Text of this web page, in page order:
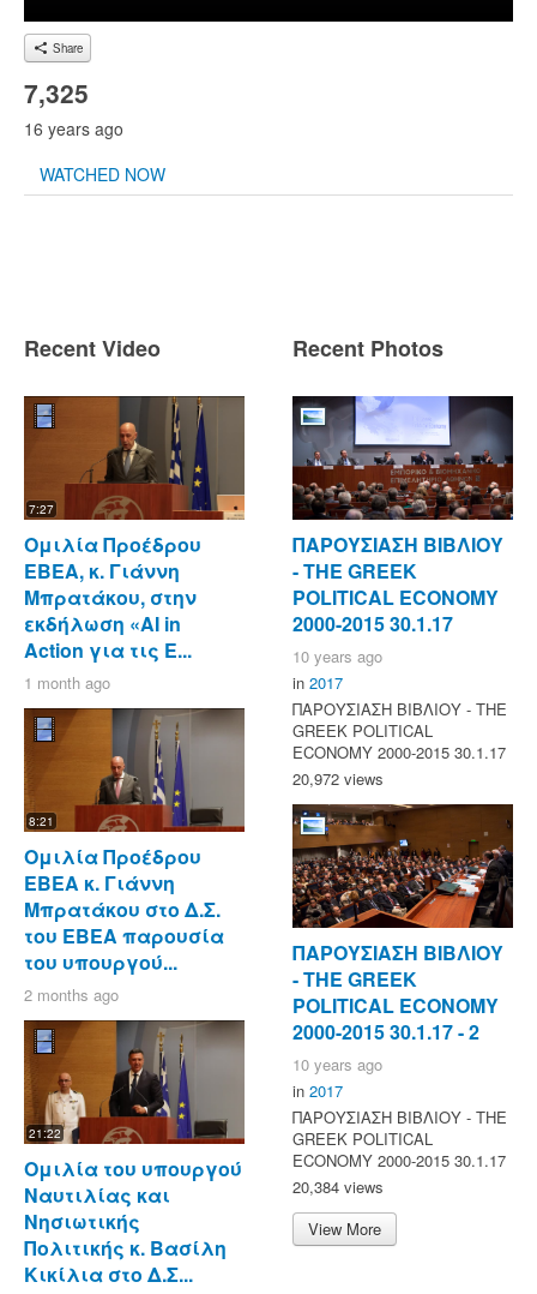
Share
7,325
16 years ago
WATCHED NOW
Recent Video
7:27
Ομιλία Προέδρου
ΕΒΕΑ, κ. Γιάννη
Μπρατάκου, στην
εκδήλωση «AI in
Action για τις Ε...
1 month ago
8:21
Ομιλία Προέδρου
ΕΒΕΑ κ. Γιάννη
Μπρατάκου στο Δ.Σ.
του ΕΒΕΑ παρουσία
του υπουργού...
2 months ago
21:22
Ομιλία του υπουργού
Ναυτιλίας και
Νησιωτικής
Πολιτικής κ. Βασίλη
Κικίλια στο Δ.Σ...
Recent Photos
ΠΑΡΟΥΣΙΑΣΗ ΒΙΒΛΙΟΥ
- ΤΗΕ GREEK
POLITICAL ECONOMY
2000-2015 30.1.17
10 years ago
in 2017
ΠΑΡΟΥΣΙΑΣΗ ΒΙΒΛΙΟΥ - ΤΗΕ
GREEK POLITICAL
ECONOMY 2000-2015 30.1.17
20,972 views
ΠΑΡΟΥΣΙΑΣΗ ΒΙΒΛΙΟΥ
- ΤΗΕ GREEK
POLITICAL ECONOMY
2000-2015 30.1.17 - 2
10 years ago
in 2017
ΠΑΡΟΥΣΙΑΣΗ ΒΙΒΛΙΟΥ - ΤΗΕ
GREEK POLITICAL
ECONOMY 2000-2015 30.1.17
20,384 views
View More